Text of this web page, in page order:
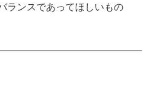
ランスであってほしいもの